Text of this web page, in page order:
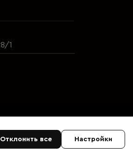
1
Отклонить все Настройки